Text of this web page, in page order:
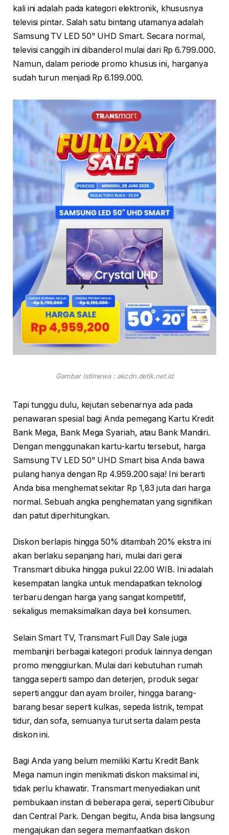
kali ini adalah pada kategori elektronik, khususnya
televisi pintar. Salah satu bintang utamanya adalah
Samsung TV LED 50" UHD Smart. Secara normal,
televisi canggih ini dibanderol mulai dari Rp 6.799.000.
Namun, dalam periode promo khusus ini, harganya
sudah turun menjadi Rp 6.199.000.
Gambar Istimewa : akcdn.detik.net.id
Tapi tunggu dulu, kejutan sebenarnya ada pada
penawaran spesial bagi Anda pemegang Kartu Kredit
Bank Mega, Bank Mega Syariah, atau Bank Mandiri.
Dengan menggunakan kartu-kartu tersebut, harga
Samsung TV LED 50" UHD Smart bisa Anda bawa
pulang hanya dengan Rp 4.959.200 saja! Ini berarti
Anda bisa menghemat sekitar Rp 1,83 juta dari harga
normal. Sebuah angka penghematan yang signifikan
dan patut diperhitungkan.
Diskon berlapis hingga 50% ditambah 20% ekstra ini
akan berlaku sepanjang hari, mulai dari gerai
Transmart dibuka hingga pukul 22.00 WIB. Ini adalah
kesempatan langka untuk mendapatkan teknologi
terbaru dengan harga yang sangat kompetitif,
sekaligus memaksimalkan daya beli konsumen.
Selain Smart TV, Transmart Full Day Sale juga
membanjiri berbagai kategori produk lainnya dengan
promo menggiurkan. Mulai dari kebutuhan rumah
tangga seperti sampo dan deterjen, produk segar
seperti anggur dan ayam broiler, hingga barang-
barang besar seperti kulkas, sepeda listrik, tempat
tidur, dan sofa, semuanya turut serta dalam pesta
diskon ini.
Bagi Anda yang belum memiliki Kartu Kredit Bank
Mega namun ingin menikmati diskon maksimal ini,
tidak perlu khawatir. Transmart menyediakan unit
pembukaan instan di beberapa gerai, seperti Cibubur
dan Central Park. Dengan begitu, Anda bisa langsung
mengajukan dan segera memanfaatkan diskon